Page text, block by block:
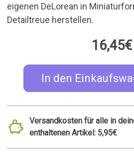
Detailtreue herstellen.
In den
Versandkosten für alle in
enthaltenen Artikel: 5,95€
Vorrätig. Kauf heute und